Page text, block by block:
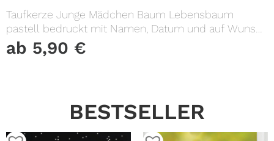
Taufkerze Junge Mädchen Baum Lebensbaum
pastell bedruckt mit Namen, Datum und auf Wunsch
eigenem, vorgegebenem oder keinem Taufspruch
ab 5,90 €
BESTSELLER